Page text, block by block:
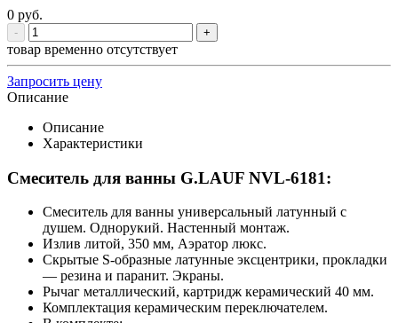
0 руб.
- +
товар временно отсутствует
Запросить цену
Описание
Описание
Характеристики
Смеситель для ванны G.LAUF NVL-6181:
Смеситель для ванны универсальный латунный с
душем. Однорукий. Настенный монтаж.
Излив литой, 350 мм, Аэратор люкс.
Скрытые S-образные латунные эксцентрики, прокладки
― резина и паранит. Экраны.
Рычаг металлический, картридж керамический 40 мм.
Комплектация керамическим переключателем.